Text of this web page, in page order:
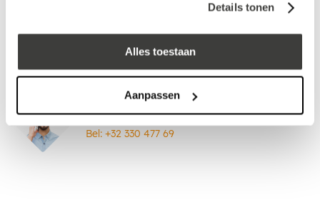
Details tonen
Alles toestaan
Aanpassen
Advies nodig?
Bel: +32 330 477 69